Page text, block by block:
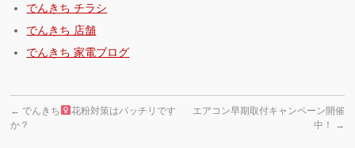
でんきち チラシ
でんきち 店舗
でんきち 家電ブログ
← でんきち
花粉対策はバッチリです
か？
エアコン早期取付キャンペーン開催
中！
→